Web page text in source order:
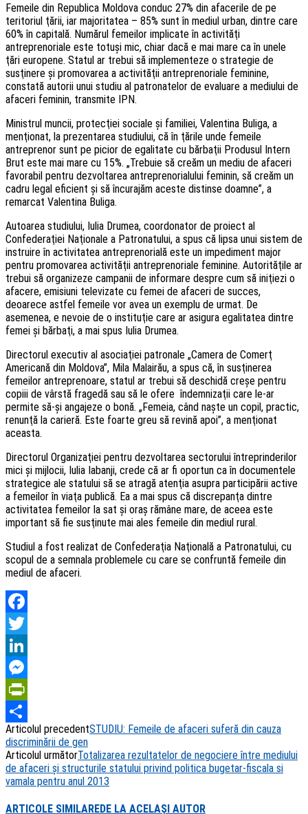
Femeile din Republica Moldova conduc 27% din afacerile de pe
teritoriul ţării, iar majoritatea – 85% sunt în mediul urban, dintre care
60% în capitală. Numărul femeilor implicate în activităţi
antreprenoriale este totuşi mic, chiar dacă e mai mare ca în unele
ţări europene. Statul ar trebui să implementeze o strategie de
susţinere şi promovarea a activităţii antreprenoriale feminine,
constată autorii unui studiu al patronatelor de evaluare a mediului de
afaceri feminin, transmite IPN.
Ministrul muncii, protecţiei sociale şi familiei, Valentina Buliga, a
menţionat, la prezentarea studiului, că în ţările unde femeile
antreprenor sunt pe picior de egalitate cu bărbaţii Produsul Intern
Brut este mai mare cu 15%. „Trebuie să creăm un mediu de afaceri
favorabil pentru dezvoltarea antreprenorialului feminin, să creăm un
cadru legal eficient şi să încurajăm aceste distinse doamne”, a
remarcat Valentina Buliga.
Autoarea studiului, Iulia Drumea, coordonator de proiect al
Confederaţiei Naţionale a Patronatului, a spus că lipsa unui sistem de
instruire în activitatea antreprenorială este un impediment major
pentru promovarea activităţii antreprenoriale feminine. Autorităţile ar
trebui să organizeze campanii de informare despre cum să iniţiezi o
afacere, emisiuni televizate cu femei de afaceri de succes,
deoarece astfel femeile vor avea un exemplu de urmat. De
asemenea, e nevoie de o instituţie care ar asigura egalitatea dintre
femei şi bărbaţi, a mai spus Iulia Drumea.
Directorul executiv al asociaţiei patronale „Camera de Comerţ
Americană din Moldova”, Mila Malairău, a spus că, în susţinerea
femeilor antreprenoare, statul ar trebui să deschidă creşe pentru
copiii de vârstă fragedă sau să le ofere îndemnizaţii care le-ar
permite să-şi angajeze o bonă. „Femeia, când naşte un copil, practic,
renunţă la carieră. Este foarte greu să revină apoi”, a menţionat
aceasta.
Directorul Organizaţiei pentru dezvoltarea sectorului întreprinderilor
mici şi mijlocii, Iulia Iabanji, crede că ar fi oportun ca în documentele
strategice ale statului să se atragă atenţia asupra participării active
a femeilor în viaţa publică. Ea a mai spus că discrepanţa dintre
activitatea femeilor la sat şi oraş rămâne mare, de aceea este
important să fie susţinute mai ales femeile din mediul rural.
Studiul a fost realizat de Confederaţia Naţională a Patronatului, cu
scopul de a semnala problemele cu care se confruntă femeile din
mediul de afaceri.
Facebook
Twitter
LinkedIn
Messenger
PrintFriendly
Share
Articolul precedentSTUDIU: Femeile de afaceri suferă din cauza
discriminării de gen
Articolul următorTotalizarea rezultatelor de negociere între mediului
de afaceri şi structurile statului privind politica bugetar-fiscala si
vamala pentru anul 2013
ARTICOLE SIMILAREDE LA ACELAȘI AUTOR